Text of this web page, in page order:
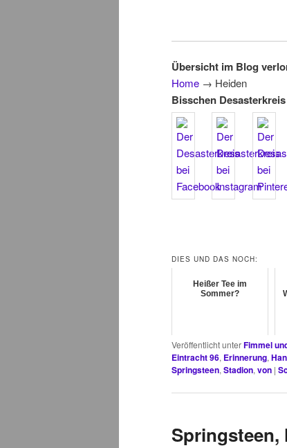
Übersicht im Blog
Home → Heiden
Bisschen
DIES UND DAS NOCH:
Heißer Tee im
Sommer?
Veröffentlicht unterFimmel
Eintracht 96, Erinnerung,
Springsteen, Stadion, von |
Springsteen,